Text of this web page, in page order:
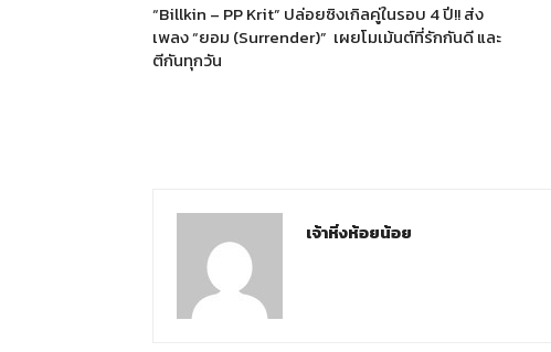
“Billkin – PP Krit” ปล่อยซิงเกิลคู่ในรอบ 4 ปี!! ส่ง
เพลง “ยอม (Surrender)” เผยโมเม้นต์ที่รักกันดี และ
ตีกันทุกวัน
เจ้าหิ่งห้อยน้อย